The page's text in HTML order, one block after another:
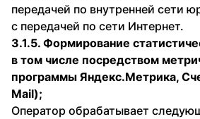
передачей по внутренней сети
с передачей по сети Интернет.
3.1.5. Формирование
в том числе посредством
программы Яндекс.Метрика,
Mail);
Оператор обрабатывает